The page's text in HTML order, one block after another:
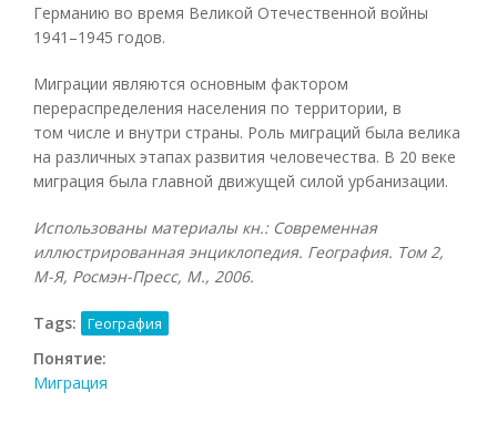
Германию во время Великой Отечественной войны
1941–1945 годов.
Миграции являются основным фактором
перераспределения населения по территории, в
том числе и внутри страны. Роль миграций была велика
на различных этапах развития человечества. В 20 веке
миграция была главной движущей силой урбанизации.
Использованы материалы кн.: Современная
иллюстрированная энциклопедия. География. Том 2,
М-Я, Росмэн-Пресс, М., 2006.
Tags: География
Понятие:
Миграция